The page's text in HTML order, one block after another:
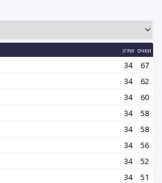
ІГРИ ОЧКИ
34
67
34
62
34
60
34
58
34
58
34
56
34
52
34
51